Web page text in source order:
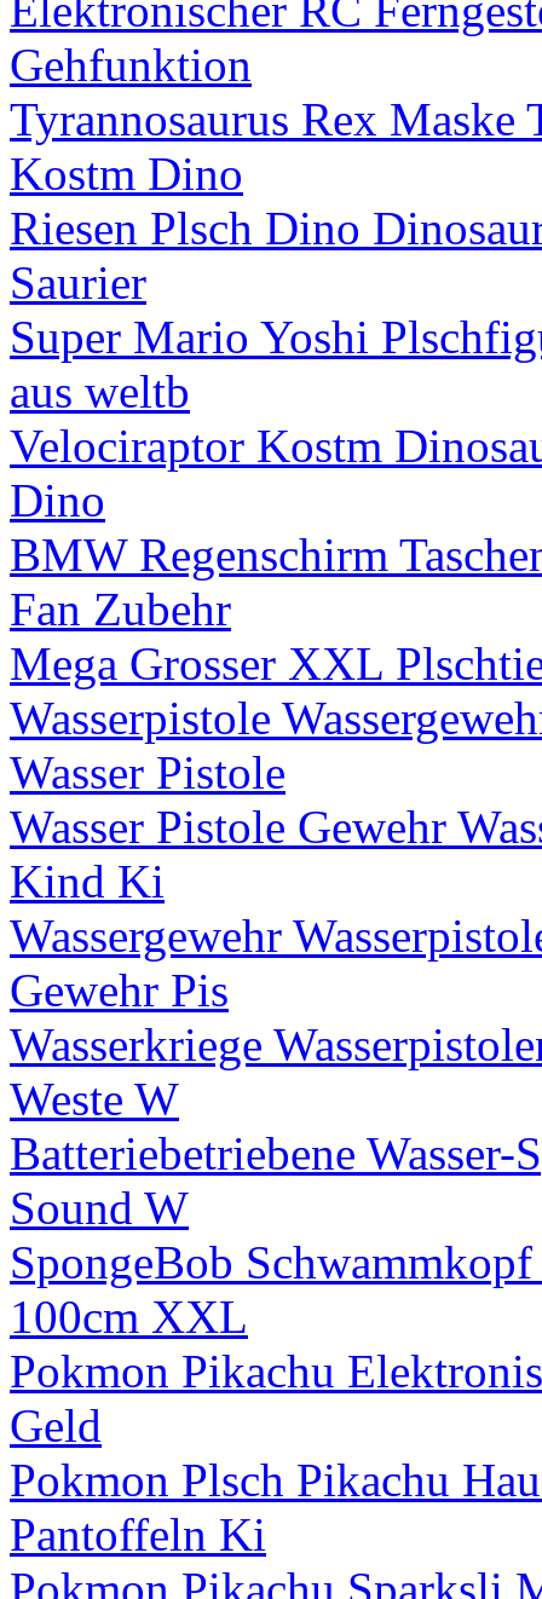
Elektronischer RC
Gehfunktion
Tyrannosaurus Rex Maske
Kostm Dino
Riesen Plsch Dino
Saurier
Super Mario Yoshi
aus weltb
Velociraptor Kostm
Dino
BMW Regenschirm
Fan Zubehr
Mega Grosser XXL
Wasserpistole
Wasser Pistole
Wasser Pistole Gewehr
Kind Ki
Wassergewehr
Gewehr Pis
Wasserkriege
Weste W
Batteriebetriebene
Sound W
SpongeBob
100cm XXL
Pokmon Pikachu
Geld
Pokmon Plsch Pikachu
Pantoffeln Ki